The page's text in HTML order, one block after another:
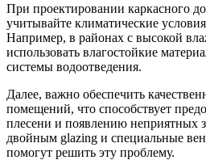
При проектировании каркасного
учитывайте климатические
Например, в районах с высокой
использовать влагостойкие
системы водоотведения.
Далее, важно обеспечить
помещений, что способствует
плесени и появлению неприятных
двойным glazing и специальные
помогут решить эту проблему.